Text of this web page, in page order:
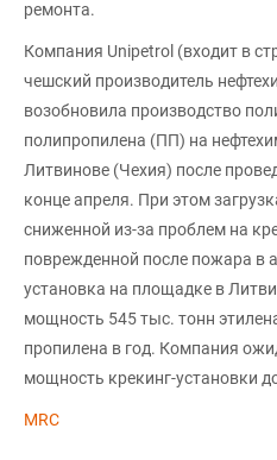
ремонта.
Компания Unipetrol (входит в
чешский производитель
возобновила производство
полипропилена (ПП) на
Литвинове (Чехия) после
конце апреля. При этом
сниженной из-за проблем на
поврежденной после пожара в
установка на площадке в
мощность 545 тыс. тонн
пропилена в год. Компания
мощность крекинг-установки
MRC